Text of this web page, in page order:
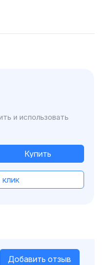
и использовать
Купить
клик
Добавить отзыв